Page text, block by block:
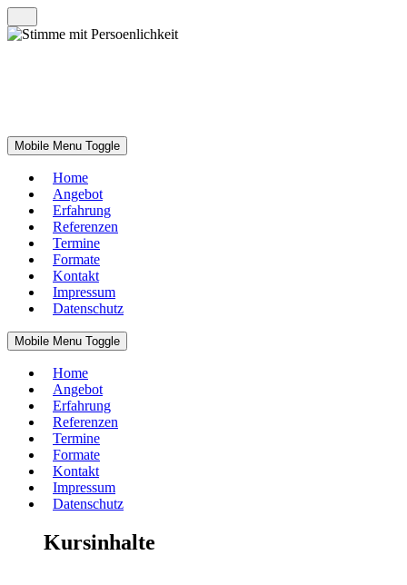
Mobile Menu Toggle
Home
Angebot
Erfahrung
Referenzen
Termine
Formate
Kontakt
Impressum
Datenschutz
Mobile Menu Toggle
Home
Angebot
Erfahrung
Referenzen
Termine
Formate
Kontakt
Impressum
Datenschutz
Kursinhalte